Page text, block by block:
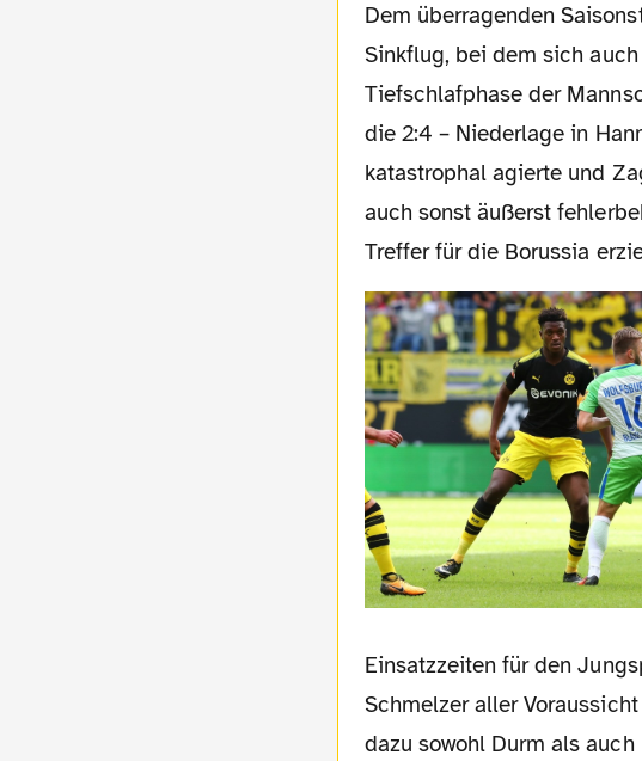
Dem überragenden Saisonstart folgte im Herbst die kollektive Krise und der sportliche
Sinkflug, bei dem sich
Tiefschlafphase der
die 2:4 – Niederlage in
katastrophal agierte und
auch sonst äußerst
Treffer für die Borussia
Einsatzzeiten für den
Schmelzer aller
dazu sowohl Durm als